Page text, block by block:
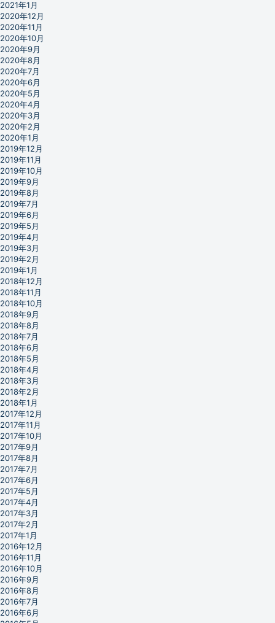
2021年1月
2020年12月
2020年11月
2020年10月
2020年9月
2020年8月
2020年7月
2020年6月
2020年5月
2020年4月
2020年3月
2020年2月
2020年1月
2019年12月
2019年11月
2019年10月
2019年9月
2019年8月
2019年7月
2019年6月
2019年5月
2019年4月
2019年3月
2019年2月
2019年1月
2018年12月
2018年11月
2018年10月
2018年9月
2018年8月
2018年7月
2018年6月
2018年5月
2018年4月
2018年3月
2018年2月
2018年1月
2017年12月
2017年11月
2017年10月
2017年9月
2017年8月
2017年7月
2017年6月
2017年5月
2017年4月
2017年3月
2017年2月
2017年1月
2016年12月
2016年11月
2016年10月
2016年9月
2016年8月
2016年7月
2016年6月